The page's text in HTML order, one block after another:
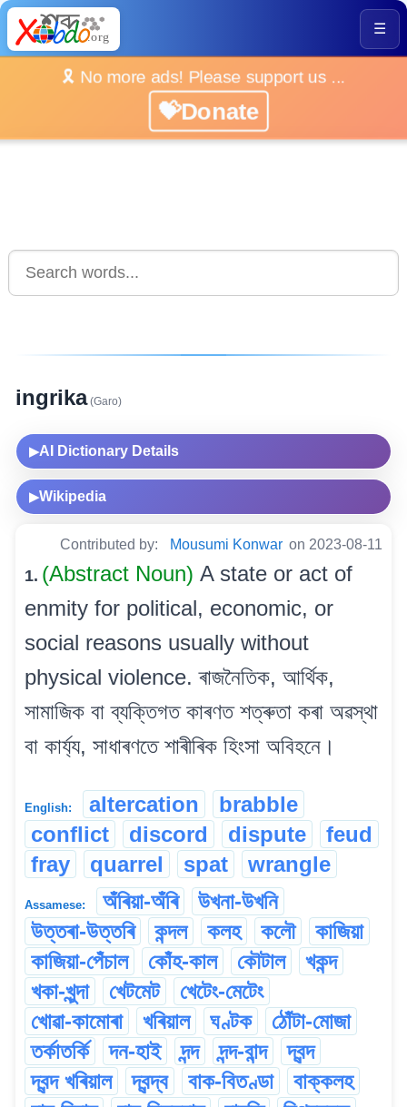
☰
🎗️ No more ads! Please support us ...
💝Donate
ingrika(Garo)
▶AI Dictionary Details
▶Wikipedia
Contributed by: Mousumi Konwar on 2023-08-11
1. (Abstract Noun) A state or act of
enmity for political, economic, or
social reasons usually without
physical violence. ৰাজনৈতিক, আৰ্থিক,
সামাজিক বা ব্যক্তিগত কাৰণত শত্ৰুতা কৰা অৱস্থা
বা কাৰ্য্য, সাধাৰণতে শাৰীৰিক হিংসা অবিহনে।
English: altercation
brabble
conflict
discord dispute
feud
fray
quarrel spat wrangle
Assamese: অঁৰিয়া-অঁৰি
উখনা-উখনি
উত্তৰা-উত্তৰি
কন্দল কলহ কলৌ
কাজিয়া
কাজিয়া-পেঁচাল
কোঁহ-কাল কৌটাল
খকন্দ
খকা-খুন্দা
খেটমেট
খেটেং-মেটেং
খোৱা-কামোৰা
খৰিয়াল ঘণ্টক
ঠোঁটা-মোজা
তৰ্কাতৰ্কি
দন-হাই দন্দ দন্দ-বান্দ
দ্বন্দ
দ্বন্দ খৰিয়াল
দ্বন্দ্ব বাক-বিতণ্ডা
বাক্কলহ